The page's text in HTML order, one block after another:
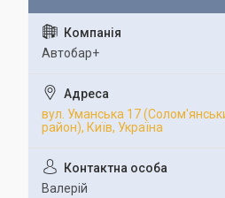
Автобар+
вул. Уманська 17
район), Київ, Україна
Валерій